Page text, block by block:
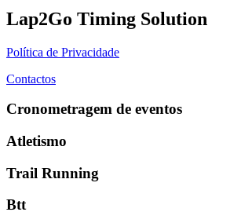
Lap2Go Timing Solution
Política de Privacidade
Contactos
Cronometragem de eventos
Atletismo
Trail Running
Btt